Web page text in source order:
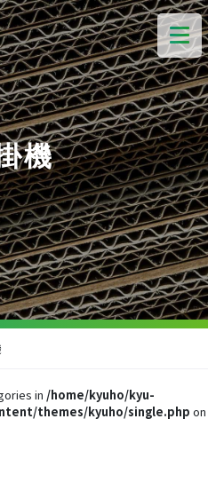
機
in /home/kyuho/kyu-
themes/kyuho/single.php on